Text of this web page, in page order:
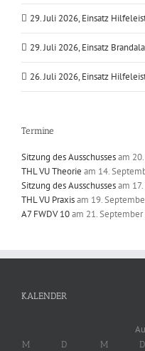
29. Juli 2026, Einsatz
29. Juli 2026, Einsatz
26. Juli 2026, Einsatz
Termine
Sitzung des Ausschussesam
THL VU Theorie am 14.
Sitzung des Ausschussesam
THL VU Praxisam 19.
A7 FWDV 10am 21.
KALENDER
M D M D